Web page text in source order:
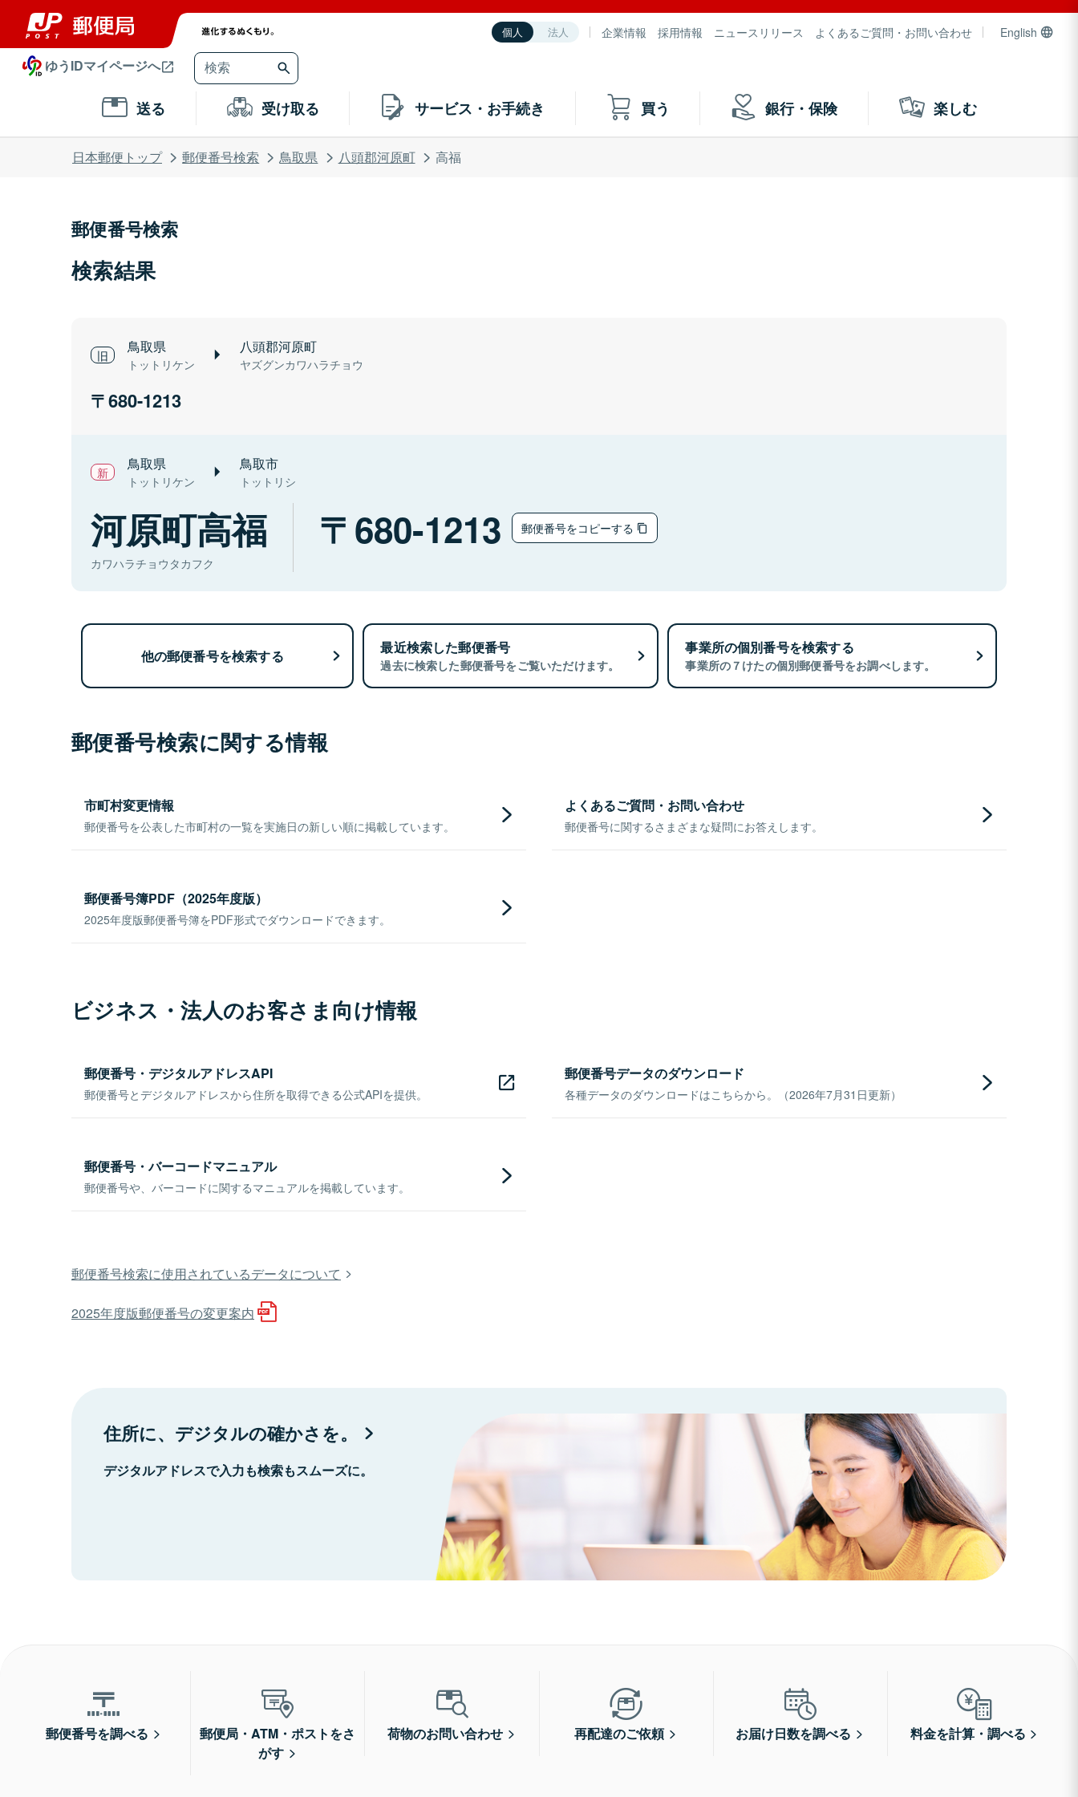
個人 法人 企業情報 採用情報 ニュースリリース よくあるご質問・お問い合わせ English
ゆうIDマイページへ
送る 受け取る サービス・お手続き 買う 銀行・保険 楽しむ
日本郵便トップ 郵便番号検索 鳥取県 八頭郡河原町 高福
郵便番号検索
検索結果
鳥取県
トットリケン
八頭郡河原町
ヤズグンカワハラチョウ
680-1213
鳥取県
トットリケン
鳥取市
トットリシ
河原町高福
カワハラチョウタカフク
680-1213 郵便番号をコピーする
他の郵便番号を検索する 最近検索した郵便番号
過去に検索した郵便番号をご覧いただけます。
事業所の個別番号を検索する
事業所の７けたの個別郵便番号をお調べします。
郵便番号検索に関する情報
市町村変更情報
郵便番号を公表した市町村の一覧を実施日の新しい順に掲載しています。
よくあるご質問・お問い合わせ
郵便番号に関するさまざまな疑問にお答えします。
郵便番号簿PDF（2025年度版）
2025年度版郵便番号簿をPDF形式でダウンロードできます。
ビジネス・法人のお客さま向け情報
郵便番号・デジタルアドレスAPI
郵便番号とデジタルアドレスから住所を取得できる公式APIを提供。
郵便番号データのダウンロード
各種データのダウンロードはこちらから。（2026年7月31日更新）
郵便番号・バーコードマニュアル
郵便番号や、バーコードに関するマニュアルを掲載しています。
郵便番号検索に使用されているデータについて
2025年度版郵便番号の変更案内
住所に、デジタルの確かさを。
デジタルアドレスで入力も検索もスムーズに。
郵便番号を調べる
郵便局・ATM・ポストをさ
がす
荷物のお問い合わせ 再配達のご依頼 お届け日数を調べる 料金を計算・調べる